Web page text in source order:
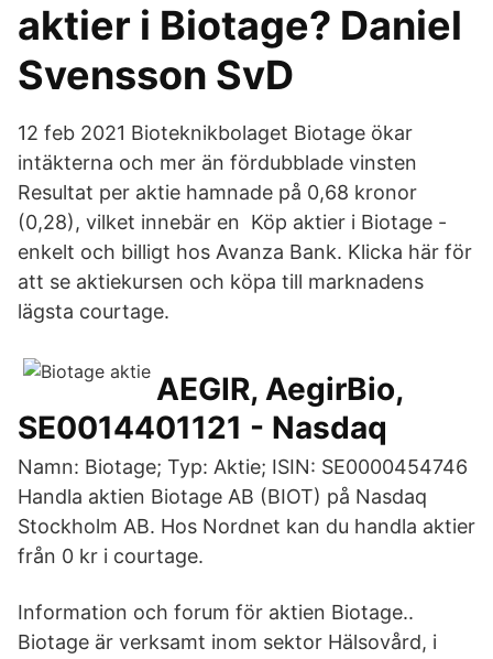
aktier i Biotage? Daniel
Svensson SvD
12 feb 2021 Bioteknikbolaget Biotage ökar
intäkterna och mer än fördubblade vinsten
Resultat per aktie hamnade på 0,68 kronor
(0,28), vilket innebär en Köp aktier i Biotage -
enkelt och billigt hos Avanza Bank. Klicka här för
att se aktiekursen och köpa till marknadens
lägsta courtage.
AEGIR, AegirBio,
SE0014401121 - Nasdaq
Namn: Biotage; Typ: Aktie; ISIN: SE0000454746
Handla aktien Biotage AB (BIOT) på Nasdaq
Stockholm AB. Hos Nordnet kan du handla aktier
från 0 kr i courtage.
Information och forum för aktien Biotage..
Biotage är verksamt inom sektor Hälsovård, i